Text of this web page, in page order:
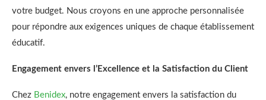
votre budget. Nous croyons en une approche personnalisée
pour répondre aux exigences uniques de chaque établissement
éducatif.
Engagement envers l’Excellence et la Satisfaction du Client
Chez Benidex, notre engagement envers la satisfaction du